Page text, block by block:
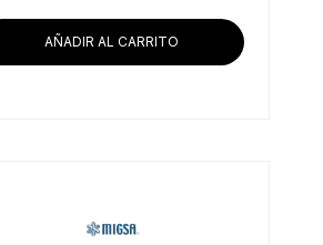
AÑADIR AL CARRITO